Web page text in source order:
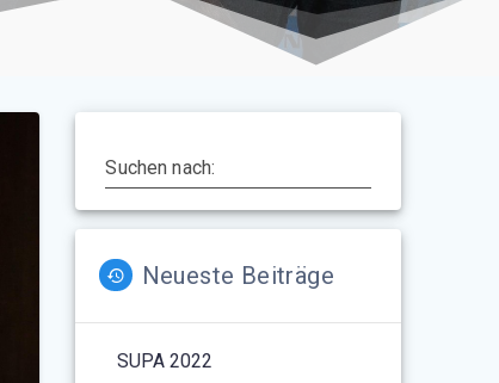
Suchen nach:
Neueste Beiträge
SUPA 2022